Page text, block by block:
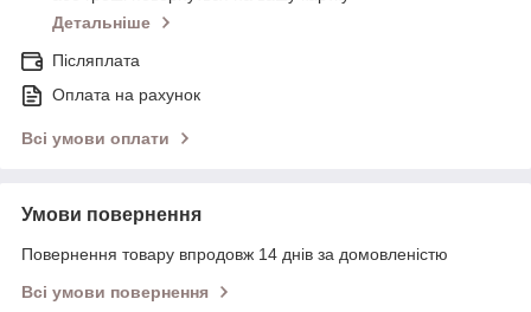
Детальніше
Післяплата
Оплата на рахунок
Всі умови оплати
Умови повернення
Повернення товару впродовж 14 днів за домовленістю
Всі умови повернення